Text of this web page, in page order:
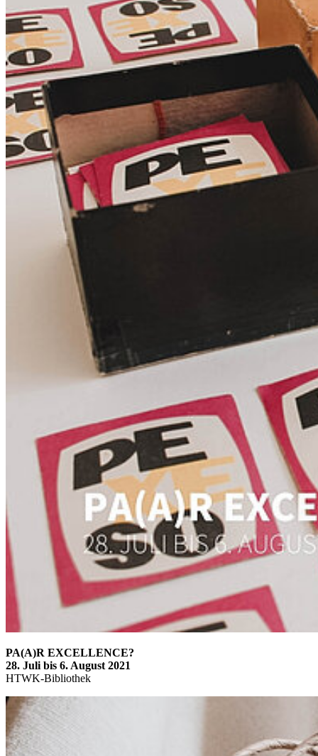
PA(A)R EXCELLENCE?
28. Juli bis 6. August 2021
HTWK-Bibliothek